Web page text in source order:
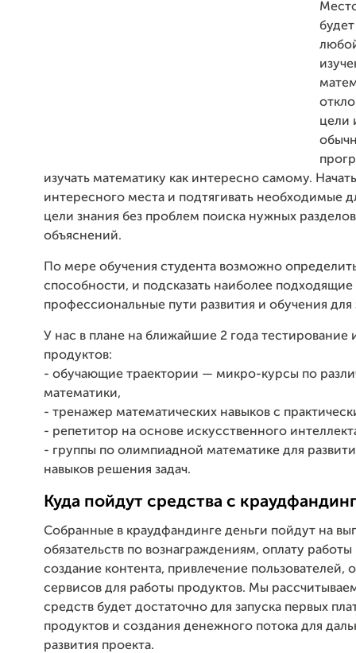
цели
изучать математику как интересно самому.
интересного места и подтягивать необходимые
цели знания без проблем поиска нужных
объяснений.
По мере обучения студента возможно
способности, и подсказать наиболее
профессиональные пути развития и обучения для
У нас в плане на ближайшие 2 года тестирование
продуктов:
- обучающие траектории — микро-курсы по
математики,
- тренажер математических навыков с
- репетитор на основе искусственного
- группы по олимпиадной математике для
навыков решения задач.
Куда пойдут средства с
Собранные в краудфандинге деньги пойдут на
обязательств по вознаграждениям, оплату
создание контента, привлечение пользователей,
сервисов для работы продуктов. Мы
средств будет достаточно для запуска первых
продуктов и создания денежного потока для
развития проекта.